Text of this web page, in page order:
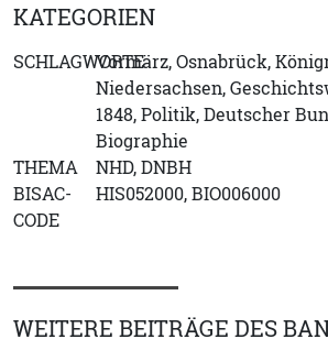
KATEGORIEN
SCHLAGWORTEVormärz, Osnabrück,
Niedersachsen,
1848, Politik, Deutscher
Biographie
THEMA
NHD, DNBH
BISAC-
CODE
HIS052000, BIO006000
WEITERE BEITRÄGE DES